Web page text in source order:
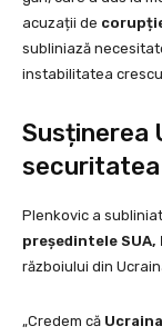
acuzații de
subliniază
instabilitatea
Susținerea
securitatea
Plenkovic a
președintele SUA,
războiului din
„Credem că